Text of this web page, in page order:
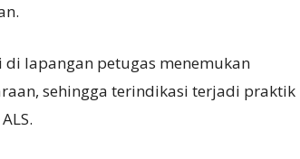
lapangan petugas menemukan
sehingga terindikasi terjadi praktik